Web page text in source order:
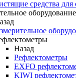
средства для
оборудование
Назад
Рефлектометры
EXFO
KIWI